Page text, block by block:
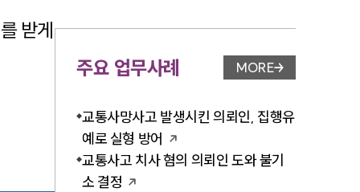
상담접수
받게
주요 업무사례 업무사례 페이지 이
MORE
교통사망사고 발생시킨 의뢰인, 집행유
예로 실형 방어
교통사고 치사 혐의 의뢰인 도와 불기
소 결정